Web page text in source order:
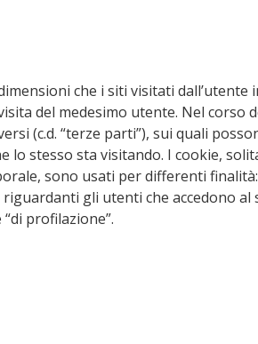
che i siti visitati
del medesimo utente. Nel
(c.d. “terze parti”), sui quali
lo stesso sta visitando. I cookie,
sono usati per differenti
gli utenti che accedono
profilazione”.